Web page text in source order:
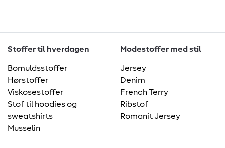
Stoffer til hverdagen
Bomuldsstoffer
Hørstoffer
Viskosestoffer
Stof til hoodies og
sweatshirts
Musselin
Modestoffer med stil
Jersey
Denim
French Terry
Ribstof
Romanit Jersey